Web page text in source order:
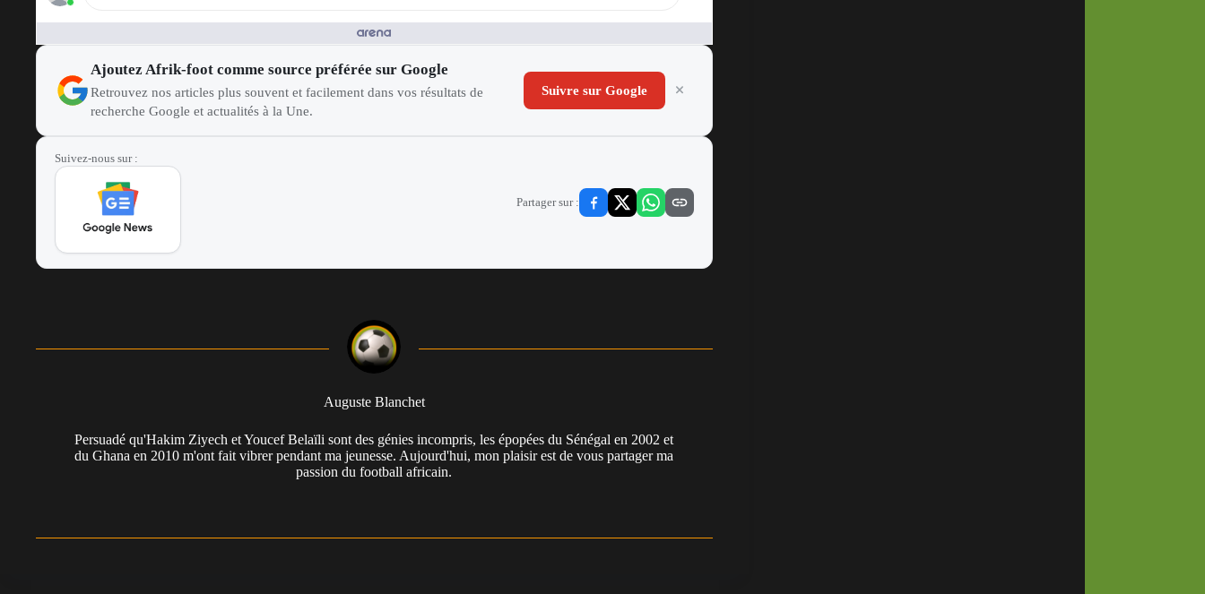
Ajoutez Afrik-foot comme source préférée sur Google
Retrouvez nos articles plus souvent et facilement dans vos résultats de
recherche Google et actualités à la Une.
Suivre sur Google
Suivez-nous sur :
Partager sur :
Auguste Blanchet
Persuadé qu'Hakim Ziyech et Youcef Belaïli sont des génies incompris, les épopées du Sénégal en 2002 et
du Ghana en 2010 m'ont fait vibrer pendant ma jeunesse. Aujourd'hui, mon plaisir est de vous partager ma
passion du football africain.